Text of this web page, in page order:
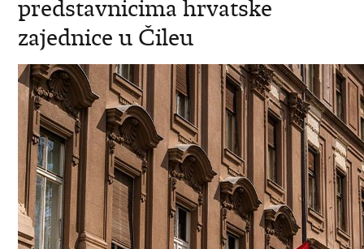
predstavnicima hrvatske
zajednice u Čileu